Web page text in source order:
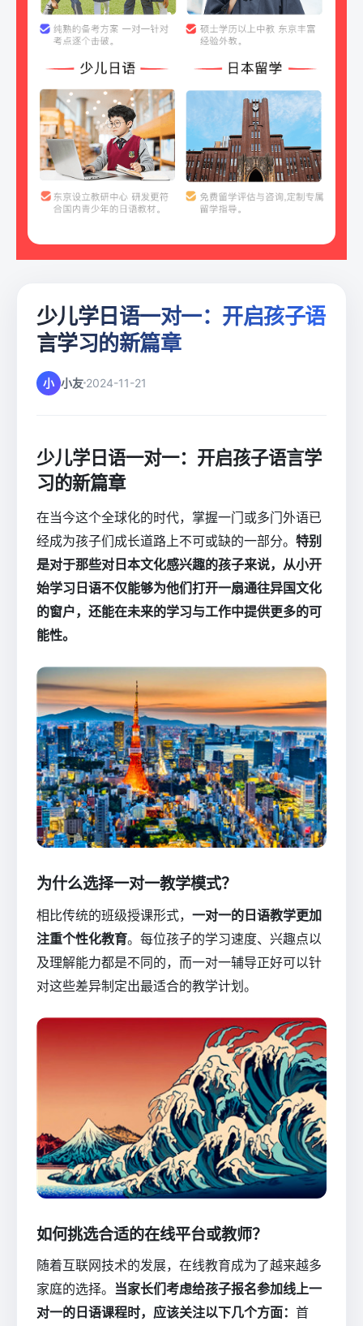
少儿学日语一对一：开启孩子语
言学习的新篇章
小 小友 2024-11-21
少儿学日语一对一：开启孩子语言学
习的新篇章
在当今这个全球化的时代，掌握一门或多门外语已
经成为孩子们成长道路上不可或缺的一部分。 特别
是对于那些对日本文化感兴趣的孩子来说，从小开
始学习日语不仅能够为他们打开一扇通往异国文化
的窗户，还能在未来的学习与工作中提供更多的可
能性。
为什么选择一对一教学模式？
相比传统的班级授课形式， 一对一的日语教学更加
注重个性化教育。每位孩子的学习速度、兴趣点以
及理解能力都是不同的，而一对一辅导正好可以针
对这些差异制定出最适合的教学计划。
如何挑选合适的在线平台或教师？
随着互联网技术的发展，在线教育成为了越来越多
家庭的选择。 当家长们考虑给孩子报名参加线上一
对一的日语课程时，应该关注以下几个方面： 首